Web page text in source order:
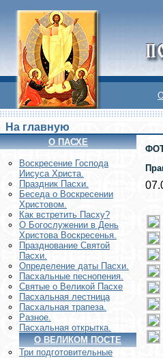
На главную
О ПАСХЕ
Воскреcение Господа
Иисуса Христа.
Праздник Пасхи.
Беседа о Воскресении
Христовом.
Как встретить Пасху?
О Богослужении в День
Христова Воскресенья.
Празднование Святой
Пасхи.
Определение даты Пасхи.
Пасхальные песнопения.
Святые о Великой Пасхе
Пасхальная лестница
Пасхальная трапеза.
Разное.
Пасхальная открытка.
О ВЕЛИКОМ ПОСТЕ
Три подготовительные